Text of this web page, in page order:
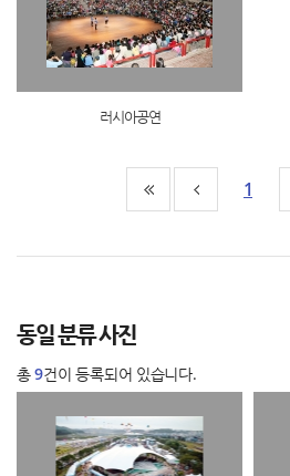
러시아공연
1
동일 분류 사진
총9건이 등록되어 있습니다.